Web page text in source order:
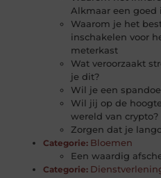
Alkmaar een goed
Waarom je het
inschakelen voor
meterkast
Wat veroorzaakt
je dit?
Wil je een
Wil jij op de
wereld van
Zorgen dat je
Categorie: Bloemen
Een waardig
Categorie: